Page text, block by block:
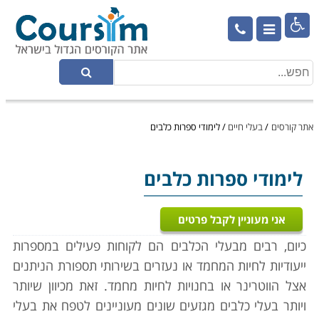

אתר קורסים /בעלי חיים /לימודי ספרות כלבים
לימודי ספרות כלבים
אני מעוניין לקבל פרטים
כיום, רבים מבעלי הכלבים הם לקוחות פעילים במספרות
ייעודיות לחיות המחמד או נעזרים בשירותי תספורת הניתנים
אצל הווטרינר או בחנויות לחיות מחמד. זאת מכיוון שיותר
ויותר בעלי כלבים מגזעים שונים מעוניינים לטפח את בעלי